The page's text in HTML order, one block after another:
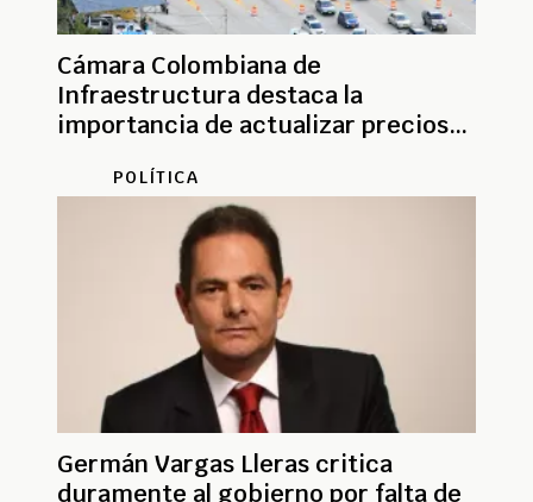
Cámara Colombiana de
Infraestructura destaca la
importancia de actualizar precios
POLÍTICA
Germán Vargas Lleras critica
duramente al gobierno por falta de